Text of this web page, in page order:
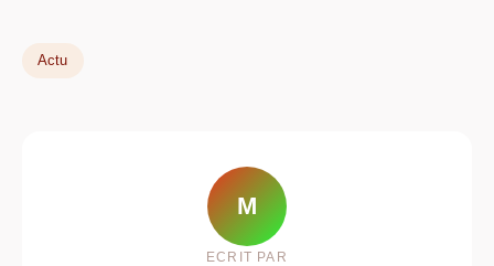
Actu
M
ECRIT PAR